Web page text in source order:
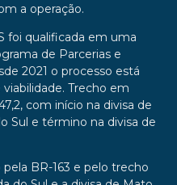
a operação.
foi qualificada em uma
de Parcerias e
2021 o processo está
Trecho em
com início na divisa de
Sul e término na divisa de
BR-163 e pelo trecho